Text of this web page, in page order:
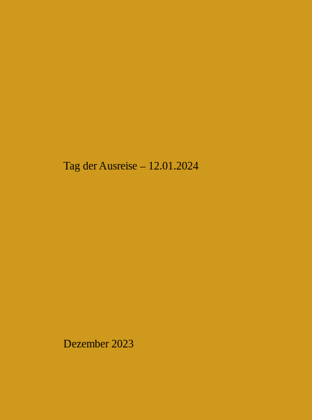
Tag der Ausreise – 12.01.2024
Dezember 2023